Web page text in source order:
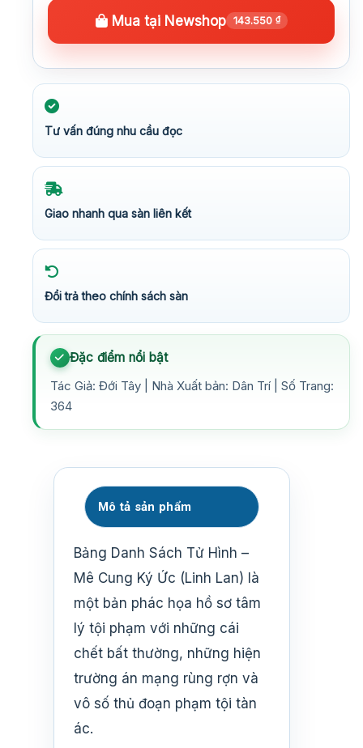
Mua tại Newshop 143.550 ₫
Tư vấn đúng nhu cầu đọc
Giao nhanh qua sàn liên kết
Đổi trả theo chính sách sàn
Đặc điểm nổi bật
Tác Giả: Đới Tây | Nhà Xuất bản: Dân Trí | Số Trang:
364
Mô tả sản phẩm
Bảng Danh Sách Tử Hình –
Mê Cung Ký Ức (Linh Lan) là
một bản phác họa hồ sơ tâm
lý tội phạm với những cái
chết bất thường, những hiện
trường án mạng rùng rợn và
vô số thủ đoạn phạm tội tàn
ác.